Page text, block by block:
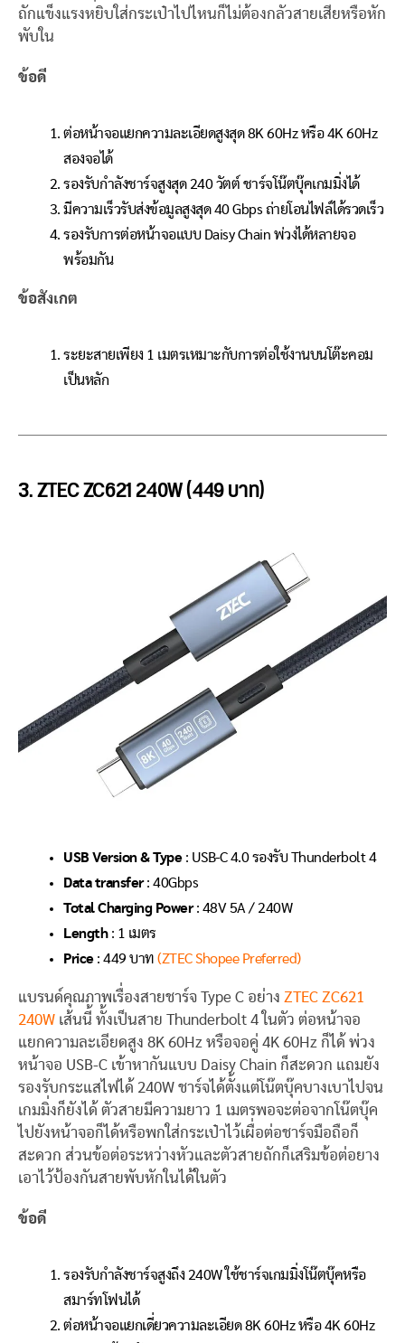
ถักแข็งแรงหยิบใส่กระเป๋าไปไหนก็ไม่ต้องกลัวสายเสียหรือหัก
พับใน
ข้อดี
ต่อหน้าจอแยกความละเอียดสูงสุด 8K 60Hz หรือ 4K 60Hz
สองจอได้
รองรับกำลังชาร์จสูงสุด 240 วัตต์ ชาร์จโน๊ตบุ๊คเกมมิ่งได้
มีความเร็วรับส่งข้อมูลสูงสุด 40 Gbps ถ่ายโอนไฟล์ได้รวดเร็ว
รองรับการต่อหน้าจอแบบ Daisy Chain พ่วงได้หลายจอ
พร้อมกัน
ข้อสังเกต
ระยะสายเพียง 1 เมตรเหมาะกับการต่อใช้งานบนโต๊ะคอม
เป็นหลัก
3. ZTEC ZC621 240W (449 บาท)
USB Version & Type: USB-C 4.0 รองรับ Thunderbolt 4
Data transfer: 40Gbps
Total Charging Power: 48V 5A / 240W
Length: 1 เมตร
Price : 449 บาท (ZTEC Shopee Preferred)
แบรนด์คุณภาพเรื่องสายชาร์จ Type C อย่าง ZTEC ZC621
240W เส้นนี้ ทั้งเป็นสาย Thunderbolt 4 ในตัว ต่อหน้าจอ
แยกความละเอียดสูง 8K 60Hz หรือจอคู่ 4K 60Hz ก็ได้ พ่วง
หน้าจอ USB-C เข้าหากันแบบ Daisy Chain ก็สะดวก แถมยัง
รองรับกระแสไฟได้ 240W ชาร์จได้ตั้งแต่โน๊ตบุ๊คบางเบาไปจน
เกมมิ่งก็ยังได้ ตัวสายมีความยาว 1 เมตรพอจะต่อจากโน๊ตบุ๊ค
ไปยังหน้าจอก็ได้หรือพกใส่กระเป๋าไว้เผื่อต่อชาร์จมือถือก็
สะดวก ส่วนข้อต่อระหว่างหัวและตัวสายถักก็เสริมข้อต่อยาง
เอาไว้ป้องกันสายพับหักในได้ในตัว
ข้อดี
รองรับกำลังชาร์จสูงถึง 240W ใช้ชาร์จเกมมิ่งโน๊ตบุ๊คหรือ
สมาร์ทโฟนได้
ต่อหน้าจอแยกเดี่ยวความละเอียด 8K 60Hz หรือ 4K 60Hz